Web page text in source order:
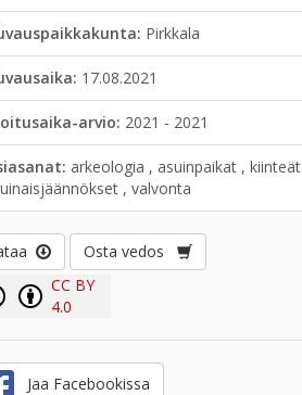
Pirkkala
17.08.2021
arvio: 2021 - 2021
arkeologia , asuinpaikat , kiinteät
, valvonta
Osta vedos
CC BY
4.0
Jaa Facebookissa